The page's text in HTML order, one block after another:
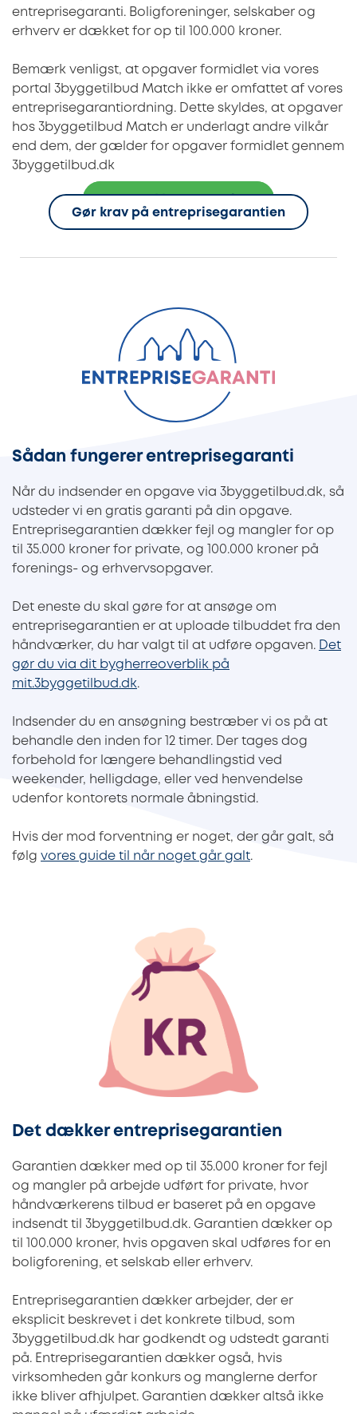
entreprisegaranti. Boligforeninger, selskaber og
erhverv er dækket for op til 100.000 kroner.
Bemærk venligst, at opgaver formidlet via vores
portal 3byggetilbud Match ikke er omfattet af vores
entreprisegarantiordning. Dette skyldes, at opgaver
hos 3byggetilbud Match er underlagt andre vilkår
end dem, der gælder for opgaver formidlet gennem
3byggetilbud.dk
Gør krav på entreprisegarantien
Sådan fungerer entreprisegaranti
Når du indsender en opgave via 3byggetilbud.dk, så
udsteder vi en gratis garanti på din opgave.
Entreprisegarantien dækker fejl og mangler for op
til 35.000 kroner for private, og 100.000 kroner på
forenings- og erhvervsopgaver.
Det eneste du skal gøre for at ansøge om
entreprisegarantien er at uploade tilbuddet fra den
håndværker, du har valgt til at udføre opgaven. Det
gør du via dit bygherreoverblik på
mit.3byggetilbud.dk.
Indsender du en ansøgning bestræber vi os på at
behandle den inden for 12 timer. Der tages dog
forbehold for længere behandlingstid ved
weekender, helligdage, eller ved henvendelse
udenfor kontorets normale åbningstid.
Hvis der mod forventning er noget, der går galt, så
følg vores guide til når noget går galt.
Det dækker entreprisegarantien
Garantien dækker med op til 35.000 kroner for fejl
og mangler på arbejde udført for private, hvor
håndværkerens tilbud er baseret på en opgave
indsendt til 3byggetilbud.dk. Garantien dækker op
til 100.000 kroner, hvis opgaven skal udføres for en
boligforening, et selskab eller erhverv.
Entreprisegarantien dækker arbejder, der er
eksplicit beskrevet i det konkrete tilbud, som
3byggetilbud.dk har godkendt og udstedt garanti
på. Entreprisegarantien dækker også, hvis
virksomheden går konkurs og manglerne derfor
ikke bliver afhjulpet. Garantien dækker altså ikke